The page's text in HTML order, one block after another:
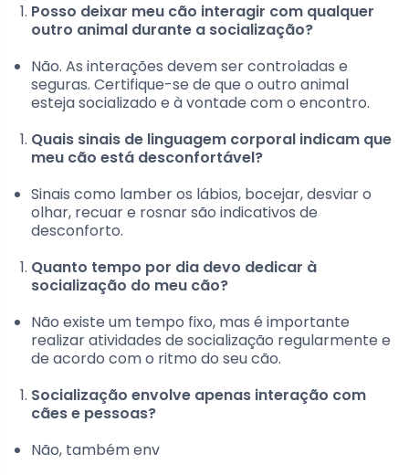
Posso deixar meu cão interagir com qualquer
outro animal durante a socialização?
Não. As interações devem ser controladas e
seguras. Certifique-se de que o outro animal
esteja socializado e à vontade com o encontro.
Quais sinais de linguagem corporal indicam que
meu cão está desconfortável?
Sinais como lamber os lábios, bocejar, desviar o
olhar, recuar e rosnar são indicativos de
desconforto.
Quanto tempo por dia devo dedicar à
socialização do meu cão?
Não existe um tempo fixo, mas é importante
realizar atividades de socialização regularmente e
de acordo com o ritmo do seu cão.
Socialização envolve apenas interação com
cães e pessoas?
Não, também env